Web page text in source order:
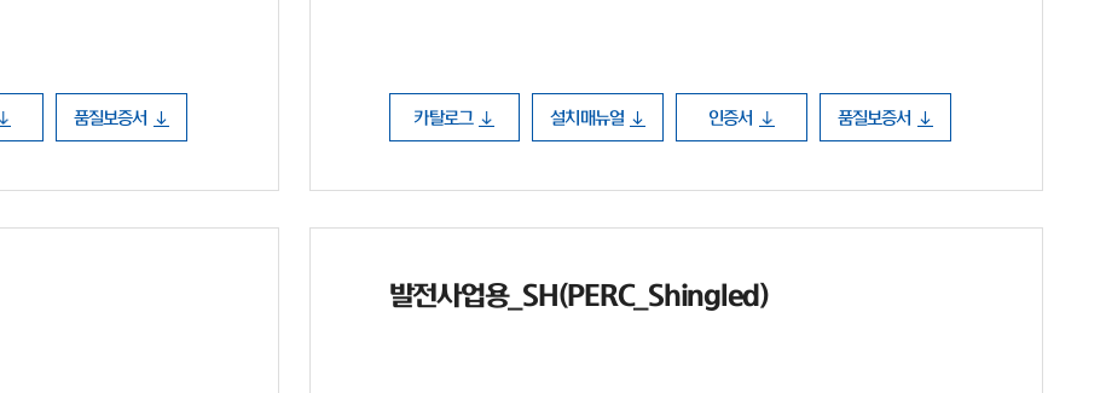
품질보증서 카탈로그 설치매뉴얼 인증서 품질보증서
발전사업용_SH(PERC_Shingled)